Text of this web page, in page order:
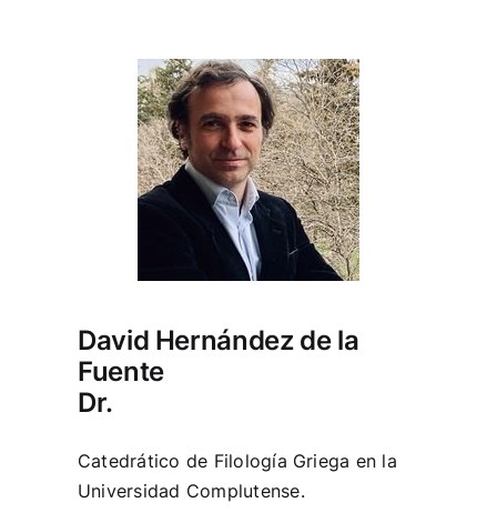
David Hernández de la
Fuente
Dr.
Catedrático de Filología Griega en la
Universidad Complutense.